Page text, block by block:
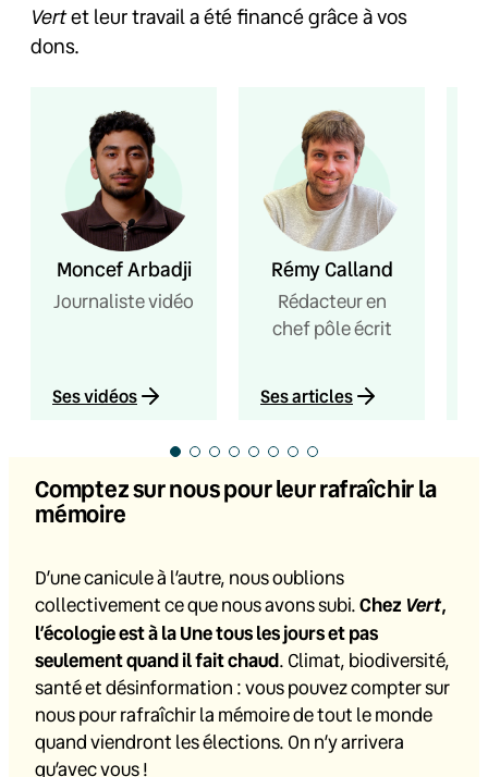
Vertet leur travail a été financé grâce à vos
dons.
Moncef Arbadji
Journaliste vidéo
Ses vidéos
Rémy Calland
Rédacteur en
chef pôle écrit
Ses articles
Comptez sur nous pour leur rafraîchir la
mémoire
D’une canicule à l’autre, nous oublions
collectivement ce que nous avons subi.Chez Vert,
l’écologie est à la Une tous les jours et pas
seulement quand il fait chaud. Climat, biodiversité,
santé et désinformation : vous pouvez compter sur
nous pour rafraîchir la mémoire de tout le monde
quand viendront les élections. On n’y arrivera
qu’avec vous !